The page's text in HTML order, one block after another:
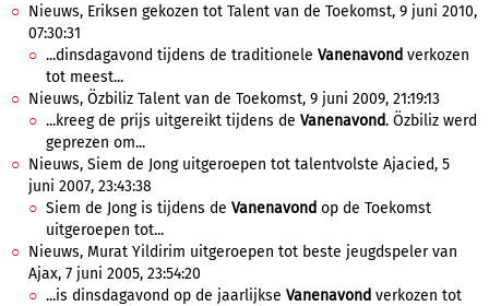
Nieuws, Eriksen gekozen tot Talent van de Toekomst, 9 juni 2010,
07:30:31
...dinsdagavond tijdens de traditionele Vanenavond verkozen
tot meest...
Nieuws, Özbiliz Talent van de Toekomst, 9 juni 2009, 21:19:13
...kreeg de prijs uitgereikt tijdens de Vanenavond. Özbiliz werd
geprezen om...
Nieuws, Siem de Jong uitgeroepen tot talentvolste Ajacied, 5
juni 2007, 23:43:38
Siem de Jong is tijdens de Vanenavond op de Toekomst
uitgeroepen tot...
Nieuws, Murat Yildirim uitgeroepen tot beste jeugdspeler van
Ajax, 7 juni 2005, 23:54:20
...is dinsdagavond op de jaarlijkse Vanenavond verkozen tot